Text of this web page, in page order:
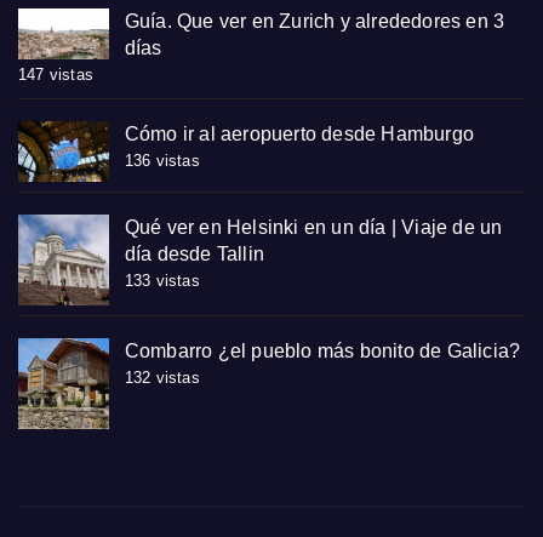
Guía. Que ver en Zurich y alrededores en 3
días
147 vistas
Cómo ir al aeropuerto desde Hamburgo
136 vistas
Qué ver en Helsinki en un día | Viaje de un
día desde Tallin
133 vistas
Combarro ¿el pueblo más bonito de Galicia?
132 vistas